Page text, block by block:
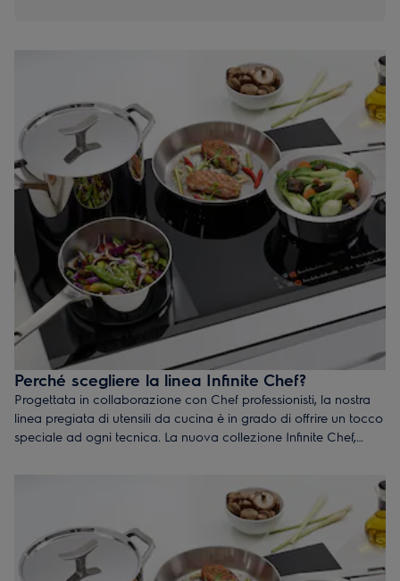
Perché scegliere la linea Infinite Chef?
Progettata in collaborazione con Chef professionisti, la nostra
linea pregiata di utensili da cucina è in grado di offrire un tocco
speciale ad ogni tecnica. La nuova collezione Infinite Chef,
materiali straordinari, una struttura multi-strato e pensando